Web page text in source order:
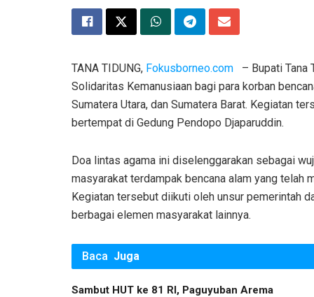
TANA TIDUNG, Fokusborneo.com – Bupati Tana
Solidaritas Kemanusiaan bagi para korban
Sumatera Utara, dan Sumatera Barat. Kegiatan
bertempat di Gedung Pendopo Djaparuddin.
Doa lintas agama ini diselenggarakan sebagai
masyarakat terdampak bencana alam yang telah
Kegiatan tersebut diikuti oleh unsur pemerintah
berbagai elemen masyarakat lainnya.
Baca Juga
Sambut HUT ke 81 RI, Paguyuban Arema